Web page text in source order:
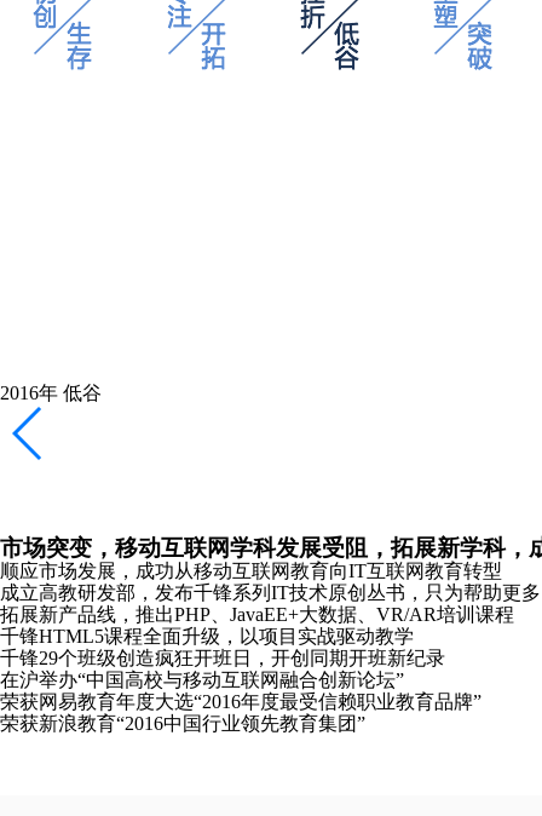
2018年
2019年崛起
发布教研成果，成立“锋云智慧”高校协同服务品牌，
合肥、沈阳、太原分公司成立
千锋教研院“C-Plus”战略发布会在京成功召开